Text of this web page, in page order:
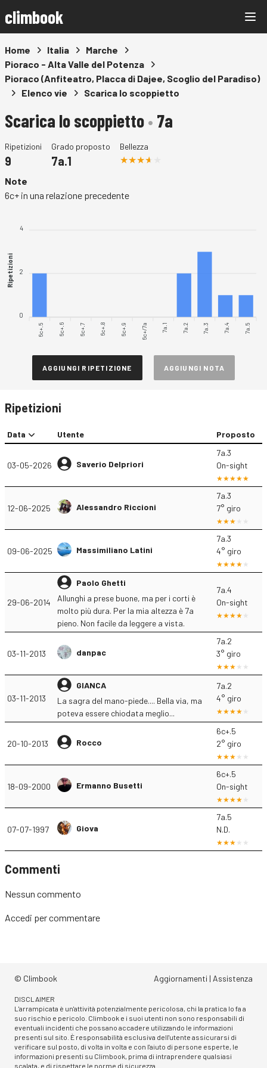
climbook
Home Italia
Marche
Pioraco - Alta Valle del Potenza
Pioraco (Anfiteatro, Placca di Dajee, Scoglio del Paradiso)
Elenco vie
Scarica lo scoppietto
Scarica lo scoppietto• 7a
Ripetizioni
9
Grado proposto
7a.1
Bellezza
Note
6c+ in una relazione precedente
4
2
0
Ripetizioni
6c+.5 6c+.6 6c+.7 6c+.8 6c+.9 6c+/7a 7a.1 7a.2 7a.3 7a.4 7a.5
AGGIUNGI RIPETIZIONE AGGIUNGI NOTA
Ripetizioni
Data Utente Proposto
03-05-2026 Saverio Delpriori
7a.3
On-sight
12-06-2025 Alessandro Riccioni
7a.3
7° giro
09-06-2025 Massimiliano Latini
7a.3
4° giro
29-06-2014
Paolo Ghetti
Allunghi a prese buone, ma per i corti è
molto più dura. Per la mia altezza è 7a
pieno. Non facile da leggere a vista.
7a.4
On-sight
03-11-2013 danpac
7a.2
3° giro
03-11-2013
GIANCA
La sagra del mano-piede.... Bella via, ma
poteva essere chiodata meglio...
7a.2
4° giro
20-10-2013 Rocco
6c+.5
2° giro
18-09-2000 Ermanno Busetti
6c+.5
On-sight
07-07-1997 Giova
7a.5
N.D.
Commenti
Nessun commento
Accedi per commentare
© Climbook Aggiornamenti | Assistenza
DISCLAIMER
L'arrampicata è un'attività potenzialmente pericolosa, chi la pratica lo fa a
suo rischio e pericolo. Climbook e i suoi utenti non sono responsabili di
eventuali incidenti che possano accadere utilizzando le informazioni
presenti sul sito. È responsabilità esclusiva dell'utente assicurarsi di
verificare sul posto, di volta in volta e con l'aiuto di persone esperte, le
informazioni presenti su Climbook, prima di intraprendere qualsiasi
scalata, e di rispettare le norme di sicurezza.